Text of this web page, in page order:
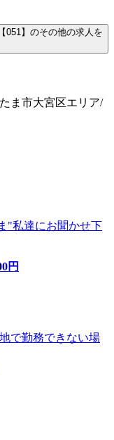
051】のその他の求人を
ま市大宮区エリア/
"私達にお聞かせ下
円
で勤務できない場